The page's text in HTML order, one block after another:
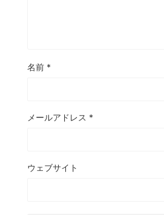
名前 *
メールアドレス *
ウェブサイト